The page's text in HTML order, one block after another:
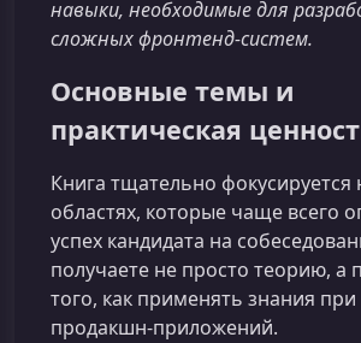
навыки, необходимые для
сложных фронтенд‑систем.
Основные темы и
практическая
Книга тщательно
областях, которые чаще всего
успех кандидата на
получаете не просто теорию, а
того, как применять знания
продакшн‑приложений.